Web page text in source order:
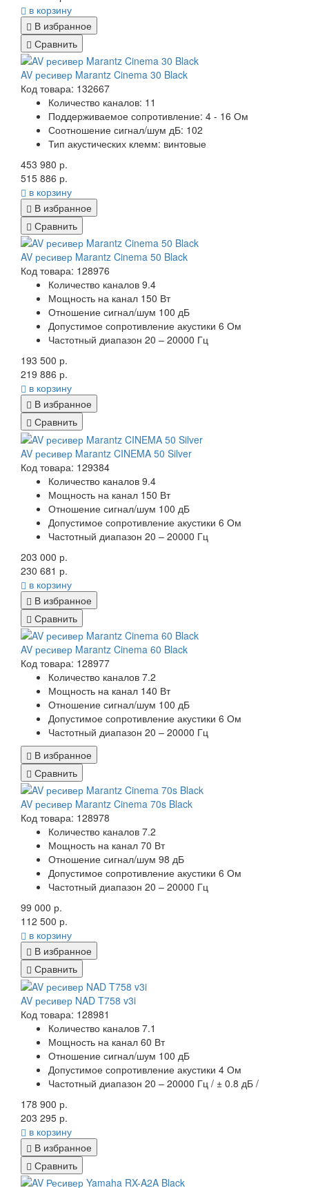
в корзину
В избранное
Сравнить
AV ресивер Marantz Cinema 30 Black
Код товара: 132667
Количество каналов: 11
Поддерживаемое сопротивление: 4 - 16 Ом
Соотношение сигнал/шум дБ: 102
Тип акустических клемм: винтовые
453 980 р.
515 886 р.
в корзину
В избранное
Сравнить
AV ресивер Marantz Cinema 50 Black
Код товара: 128976
Количество каналов 9.4
Мощность на канал 150 Вт
Отношение сигнал/шум 100 дБ
Допустимое сопротивление акустики 6 Ом
Частотный диапазон 20 – 20000 Гц
193 500 р.
219 886 р.
в корзину
В избранное
Сравнить
AV ресивер Marantz CINEMA 50 Silver
Код товара: 129384
Количество каналов 9.4
Мощность на канал 150 Вт
Отношение сигнал/шум 100 дБ
Допустимое сопротивление акустики 6 Ом
Частотный диапазон 20 – 20000 Гц
203 000 р.
230 681 р.
в корзину
В избранное
Сравнить
AV ресивер Marantz Cinema 60 Black
Код товара: 128977
Количество каналов 7.2
Мощность на канал 140 Вт
Отношение сигнал/шум 100 дБ
Допустимое сопротивление акустики 6 Ом
Частотный диапазон 20 – 20000 Гц
В избранное
Сравнить
AV ресивер Marantz Cinema 70s Black
Код товара: 128978
Количество каналов 7.2
Мощность на канал 70 Вт
Отношение сигнал/шум 98 дБ
Допустимое сопротивление акустики 6 Ом
Частотный диапазон 20 – 20000 Гц
99 000 р.
112 500 р.
в корзину
В избранное
Сравнить
AV ресивер NAD T758 v3i
Код товара: 128981
Количество каналов 7.1
Мощность на канал 60 Вт
Отношение сигнал/шум 100 дБ
Допустимое сопротивление акустики 4 Ом
Частотный диапазон 20 – 20000 Гц / ± 0.8 дБ /
178 900 р.
203 295 р.
в корзину
В избранное
Сравнить